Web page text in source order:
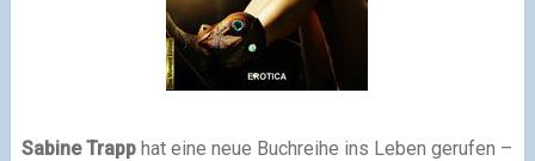
Sabine Trapphat eine neue Buchreihe ins Leben gerufen –